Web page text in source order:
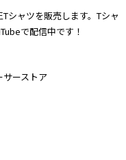
シャツを販売します。Tシャ
で配信中です！
ーストア